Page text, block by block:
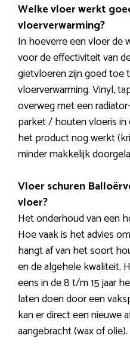
Welke vloer werkt
vloerverwarming?
In hoeverre een vloer de
voor de effectiviteit van
gietvloeren zijn goed toe
vloerverwarming. Vinyl,
overweg met een
parket / houten vloeris
het product nog werkt
minder makkelijk
Vloer schuren
vloer?
Het onderhoud van een
Hoe vaak is het advies
hangt af van het soort
en de algehele kwaliteit.
eens in de 8 t/m 15 jaar
laten doen door een
kan er direct een nieuwe
aangebracht (wax of olie).